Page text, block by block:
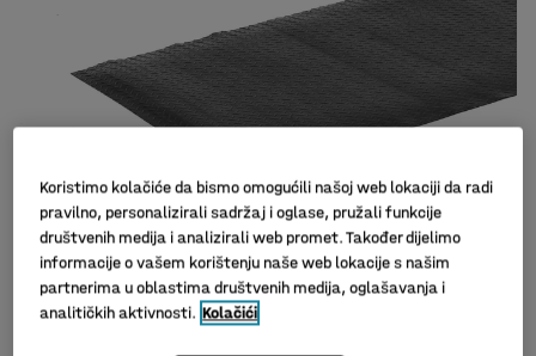
Koristimo kolačiće da bismo omogućili našoj web lokaciji da radi
pravilno, personalizirali sadržaj i oglase, pružali funkcije
društvenih medija i analizirali web promet. Također dijelimo
informacije o vašem korištenju naše web lokacije s našim
partnerima u oblastima društvenih medija, oglašavanja i
analitičkih aktivnosti. Kolačići